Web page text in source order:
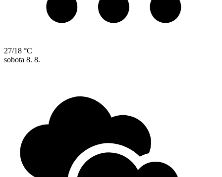
27/18 °C
sobota 8. 8.